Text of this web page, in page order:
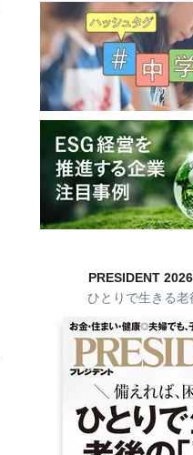
PRESIDENT
ひとりで生きる老